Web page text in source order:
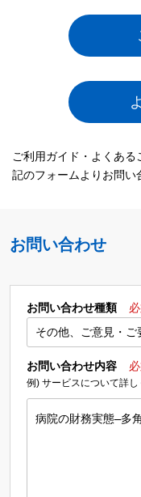
ご利用ガイド・よくあ
記のフォームよりお問い
お問い合わせ
お問い合わせ種類
お問い合わせ内容
例) サービスについて詳